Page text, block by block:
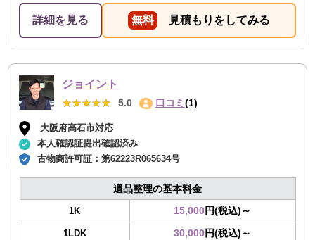
た。作業の質も人柄も良く、安心して任せられる業者さ
んだと感じました。また機会があったら是非利用させて
いただきます。
詳細を見る 無料 見積もりをしてみる
ジョイント
★★★★★
★★★★★ 5.0 口コミ (1)
大阪府高石市対応
本人確認証提出確認済み
古物商許可証：第62223R065634号
遺品整理の基本料金
1K 15,000円(税込)～
1LDK 30,000円(税込)～